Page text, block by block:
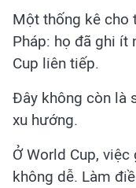
Một thống kê cho
Pháp: họ đã ghi ít
Cup liên tiếp.
Đây không còn là
xu hướng.
Ở World Cup,
không dễ. Làm